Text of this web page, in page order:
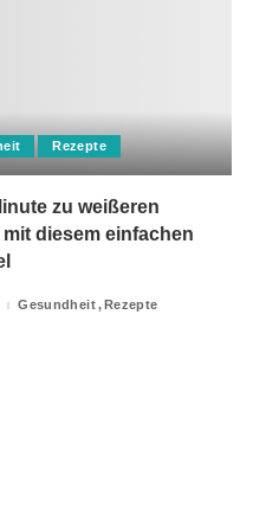
Rezepte
zu weißeren
diesem einfachen
Gesundheit Rezepte